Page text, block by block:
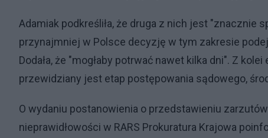
Adamiak podkreśliła, że druga z nich jest "znacznie
przynajmniej w Polsce decyzję w tym zakresie
Dodała, że "mogłaby potrwać nawet kilka dni". Z
przewidziany jest etap postępowania sądowego,
O wydaniu postanowienia o przedstawieniu
nieprawidłowości w RARS Prokuratura Krajowa